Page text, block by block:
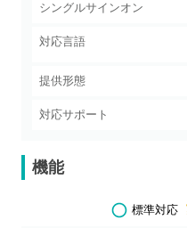
シングルサインオン
対応言語
提供形態
対応サポート
機能
標準対応